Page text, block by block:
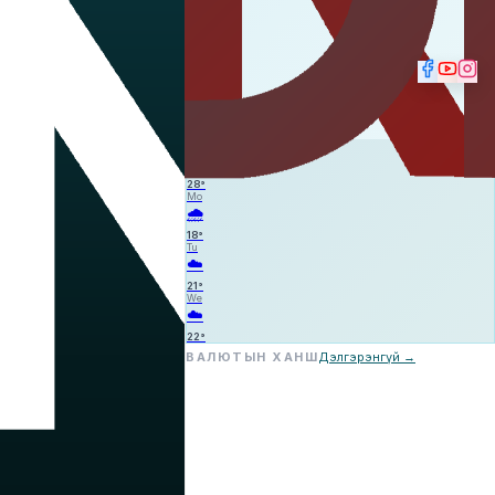
28°
Mo
🌧️
18°
Tu
☁️
21°
We
☁️
22°
ВАЛЮТЫН ХАНШДэлгэрэнгүй →